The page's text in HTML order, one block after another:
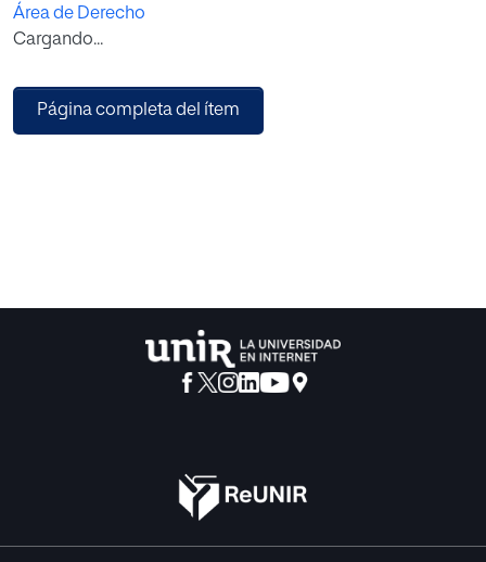
abordaremos a modo de introducción, la creciente
importancia de los organismos multilaterales
Seguidamente, nos adentraremos en los diferentes
métodos de selección existentes, diferenciando de un
Área de Derecho
Cargando...
Página completa del ítem